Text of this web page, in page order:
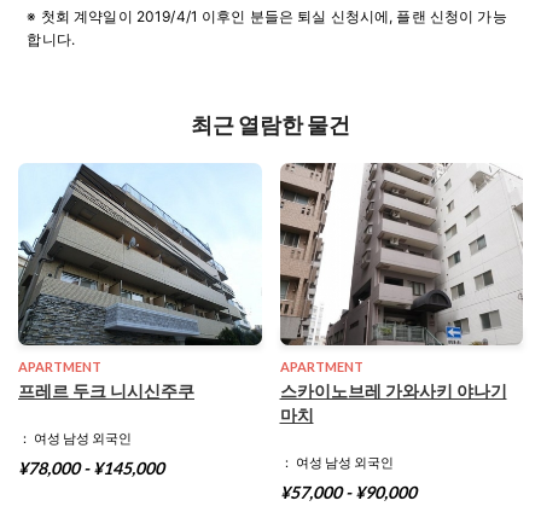
※ 첫회 계약일이 2019/4/1 이후인 분들은 퇴실 신청시에, 플랜 신청이 가능
합니다.
최근 열람한 물건
APARTMENT
프레르 두크 니시신주쿠
： 여성 남성 외국인
¥78,000 - ¥145,000
APARTMENT
스카이노브레 가와사키 야나기
마치
： 여성 남성 외국인
¥57,000 - ¥90,000